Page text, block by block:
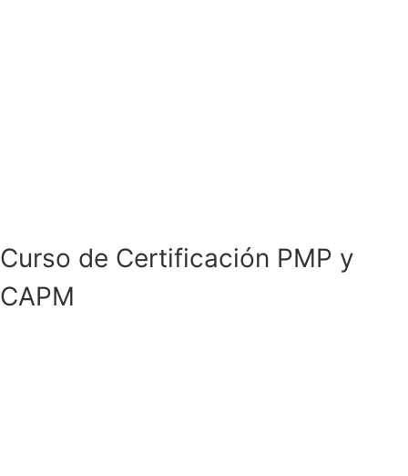
Curso de Certificación PMP y
CAPM